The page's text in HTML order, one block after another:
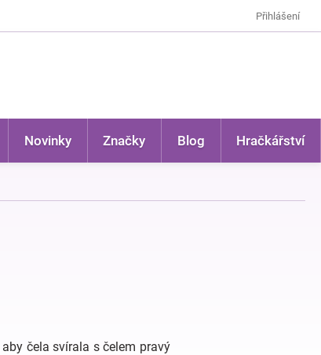
Přihlášení
Novinky Značky Blog Hračkářství
čela svírala s čelem pravý